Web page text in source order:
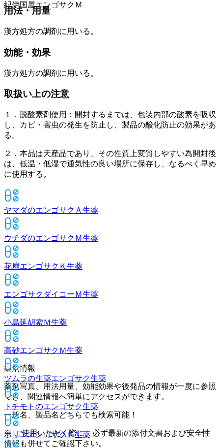
紀伊国屋エンゴサクＭ
用法・用量
漢方処方の調剤に用いる。
効能・効果
漢方処方の調剤に用いる。
取扱い上の注意
１．脱酸素剤使用：開封するまでは、包装内部の酸素を吸収
し、カビ・害虫の発生を防止し、製品の酸化防止の効果があ
る。
２．本品は天産品であり、その性質上変質しやすい為開封後
は、低温・低湿で通気性の良い場所に保存し、なるべく早め
に使用する。
ヤマダのエンゴサクＡ 生薬
ウチダのエンゴサクＭ生薬
花扇エンゴサクＫ 生薬
エンゴサクダイコーＭ生薬
小島延胡索Ｍ生薬
高砂エンゴサクＭ生薬
ツムラの生薬エンゴサク生薬
トチモトのエンゴサク生薬
ホリエエンゴサクＫ生薬
薬剤情報
薬剤写真、用法用量、効能効果や後発品の情報が一度に参照
でき、関連情報へ簡単にアクセスができます。
一般名、製品名どちらでも検索可能！
※ ご使用いただく際に、必ず最新の添付文書および安全性
情報も併せてご確認下さい。